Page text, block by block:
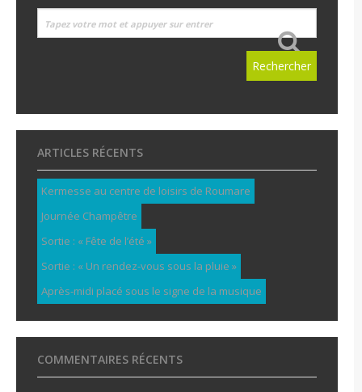
ARTICLES RÉCENTS
Kermesse au centre de loisirs de Roumare
Journée Champêtre
Sortie : « Fête de l’été »
Sortie : « Un rendez-vous sous la pluie »
Après-midi placé sous le signe de la musique
COMMENTAIRES RÉCENTS